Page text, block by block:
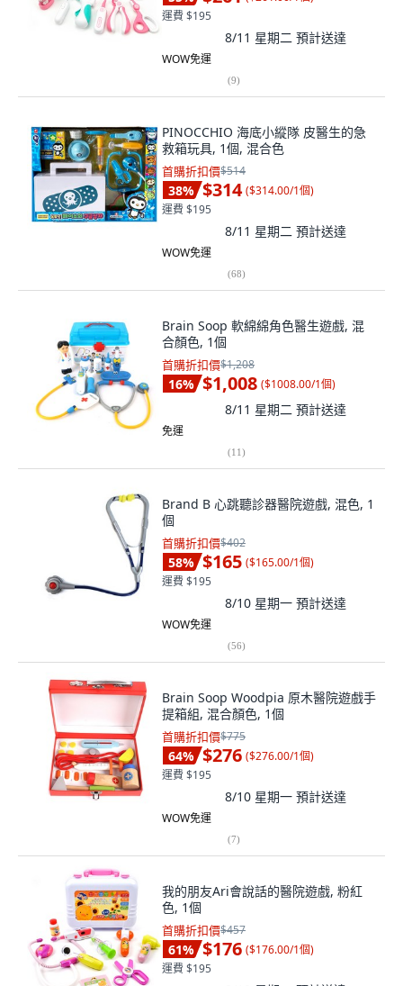
運費 $195
8/11 星期二 預計送達
WOW免運
(9)
PINOCCHIO 海底小縱隊 皮醫生的急
救箱玩具, 1個, 混合色
首購折扣價$514
38% $314 ($314.00/1個)
運費 $195
8/11 星期二 預計送達
WOW免運
(68)
Brain Soop 軟綿綿角色醫生遊戲, 混
合顏色, 1個
首購折扣價$1,208
16% $1,008 ($1008.00/1個)
8/11 星期二 預計送達
免運
(11)
Brand B 心跳聽診器醫院遊戲, 混色, 1
個
首購折扣價$402
58% $165 ($165.00/1個)
運費 $195
8/10 星期一 預計送達
WOW免運
(56)
Brain Soop Woodpia 原木醫院遊戲手
提箱組, 混合顏色, 1個
首購折扣價$775
64% $276 ($276.00/1個)
運費 $195
8/10 星期一 預計送達
WOW免運
(7)
我的朋友Ari會說話的醫院遊戲, 粉紅
色, 1個
首購折扣價$457
61% $176 ($176.00/1個)
運費 $195